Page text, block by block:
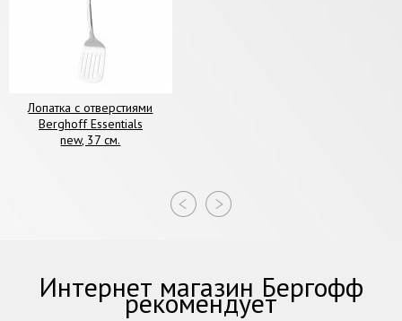
Лопатка с отверстиями
Berghoff Essentials
new, 37 см.
Интернет магазин Бергофф
рекомендует